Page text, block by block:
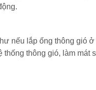
nếu lắp ống thông gió
thông gió, làm mát